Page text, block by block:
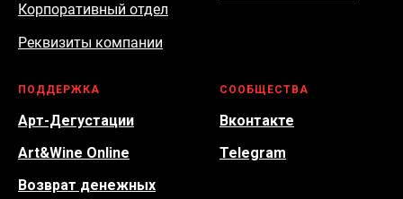
Корпоративный отдел
Реквизиты компании
ПОДДЕРЖКА
Арт-Дегустации
Art&Wine Online
Возврат денежных
СООБЩЕСТВА
Вконтакте
Telegram